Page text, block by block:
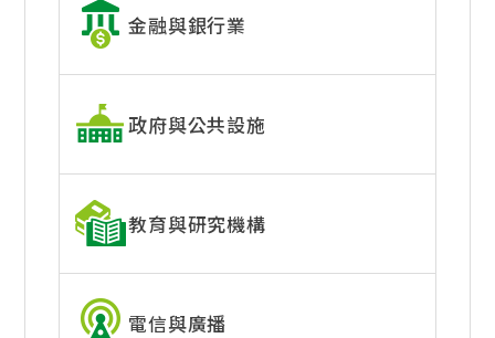
金融與銀行業
政府與公共設施
教育與研究機構
電信與廣播